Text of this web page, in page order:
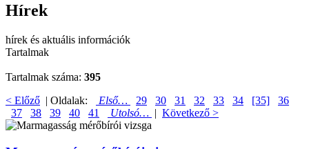
Hírek
hírek és aktuális információk
Tartalmak
Tartalmak száma: 395
< Előző | Oldalak: Első… 29 30 31 32 33 34 [35]
36
37
38 39 40 41 Utolsó… | Következő >